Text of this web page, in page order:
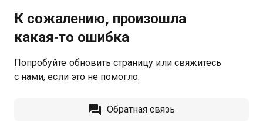
К сожалению, произошла
какая‑то ошибка
Попробуйте обновить страницу или свяжитесь
с нами, если это не помогло.
Обратная связь